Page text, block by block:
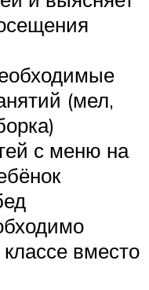
(мел,
с меню на
вместо